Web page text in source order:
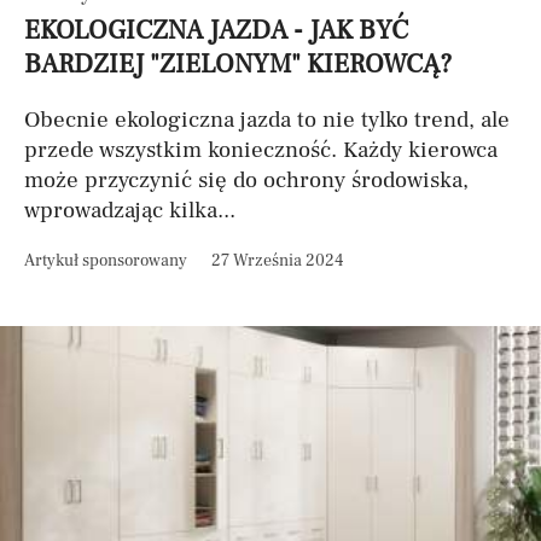
EKOLOGICZNA JAZDA - JAK BYĆ
BARDZIEJ "ZIELONYM" KIEROWCĄ?
Obecnie ekologiczna jazda to nie tylko trend, ale
przede wszystkim konieczność. Każdy kierowca
może przyczynić się do ochrony środowiska,
wprowadzając kilka...
Artykuł sponsorowany 27 Września 2024